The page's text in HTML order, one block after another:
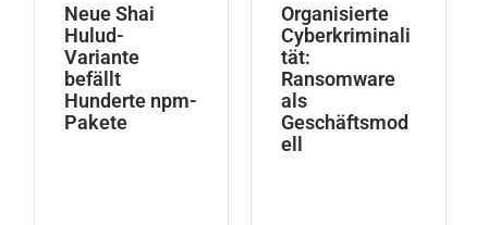
Neue Shai
Hulud-
Variante
befällt
Hunderte npm-
Pakete
Organisierte
Cyberkriminali
tät:
Ransomware
als
Geschäftsmod
ell